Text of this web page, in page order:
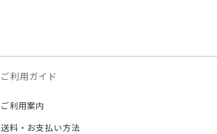
ご利用ガイド
ご利用案内
送料・お支払い方法